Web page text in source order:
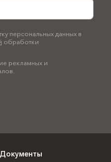
персональных данных в
обработки
рекламных и
Документы